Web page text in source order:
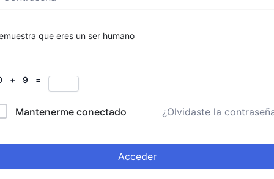
que eres un ser humano
+ 9 =
Mantenerme conectado ¿Olvidaste la
Acceder